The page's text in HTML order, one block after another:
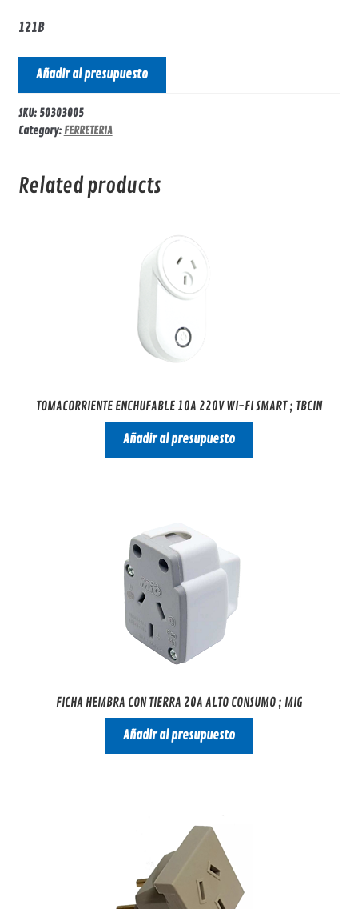
121B
Añadir al presupuesto
SKU: 50303005
Category:FERRETERIA
Related products
TOMACORRIENTE ENCHUFABLE 10A 220V WI-FI SMART ; TBCIN
Añadir al presupuesto
FICHA HEMBRA CON TIERRA 20A ALTO CONSUMO ; MIG
Añadir al presupuesto